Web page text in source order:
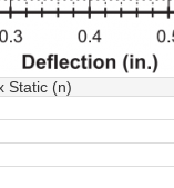
Static (n)